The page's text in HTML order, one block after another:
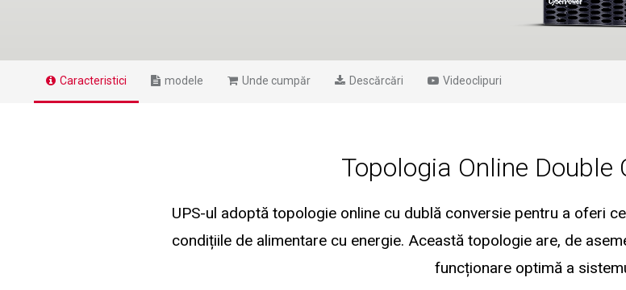
Caracteristici modele Unde cumpăr Descărcări Videoclipuri
Topologia Online Double
UPS-ul adoptă topologie online cu dublă conversie pentru a oferi
condițiile de alimentare cu energie. Această topologie are, de
funcționare optimă a